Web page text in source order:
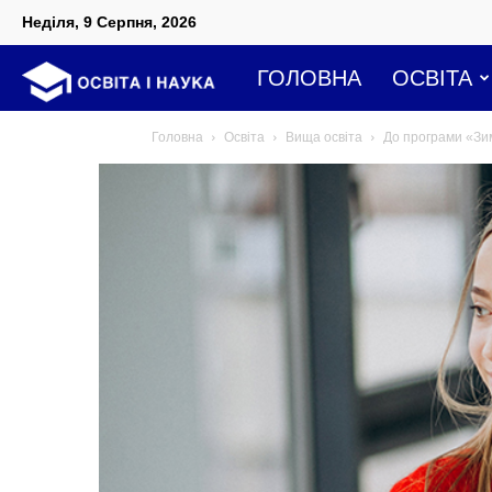
Неділя, 9 Серпня, 2026
Освіта
і
наука
ГОЛОВНА ОСВІТА
Головна Освіта Вища освіта До програми